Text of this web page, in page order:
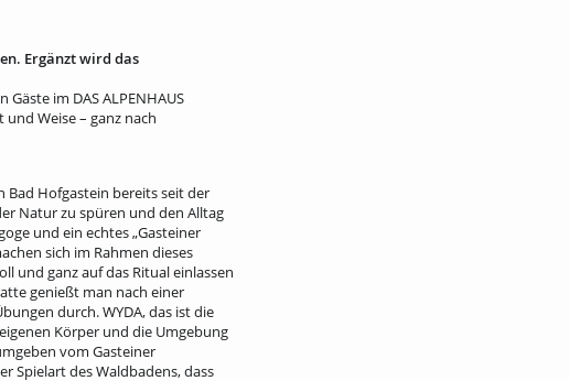
Ergänzt wird das
im DAS ALPENHAUS
Weise – ganz nach
Bad Hofgastein bereits seit der
Natur zu spüren und den Alltag
und ein echtes „Gasteiner
sich im Rahmen dieses
und ganz auf das Ritual einlassen
genießt man nach einer
durch. WYDA, das ist die
Körper und die Umgebung
vom Gasteiner
Spielart des Waldbadens, dass